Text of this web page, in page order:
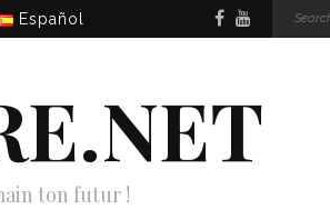
Español
ton futur !